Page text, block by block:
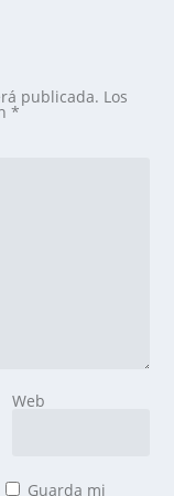
publicada. Los
*
Web
Guarda mi